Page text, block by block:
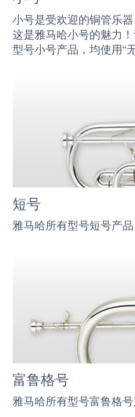
小号是受欢迎的铜管乐
这是雅马哈小号的魅力
型号小号产品，均使用“
短号
雅马哈所有型号短号产品
富鲁格号
雅马哈所有型号富鲁格号